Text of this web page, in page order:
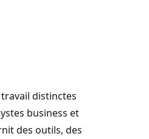
distinctes
business et
des outils, des